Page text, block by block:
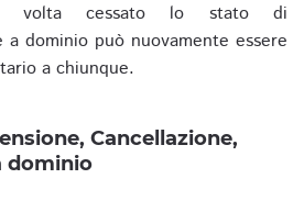
volta cessato lo stato di
dominio può nuovamente essere
a chiunque.
Cancellazione,
dominio